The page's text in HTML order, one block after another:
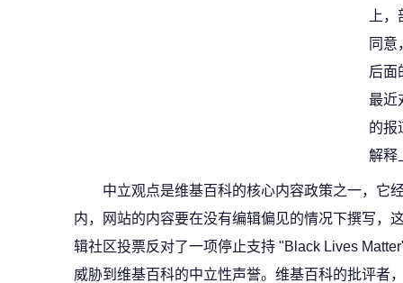
上
同意
后面
最近
的报
解释
中立观点是维基百科的核心内容政策之一，它
内，网站的内容要在没有编辑偏见的情况下撰写，
辑社区投票反对了一项停止支持 "Black Lives
威胁到维基百科的中立性声誉。维基百科的批评者